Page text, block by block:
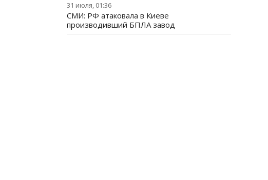
31 июля, 01:36
СМИ: РФ атаковала в Киеве
производивший БПЛА завод